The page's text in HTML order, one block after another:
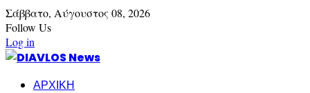
Σάββατο, Αύγουστος 08, 2026
Follow Us
Log in
ΑΡΧΙΚΗ